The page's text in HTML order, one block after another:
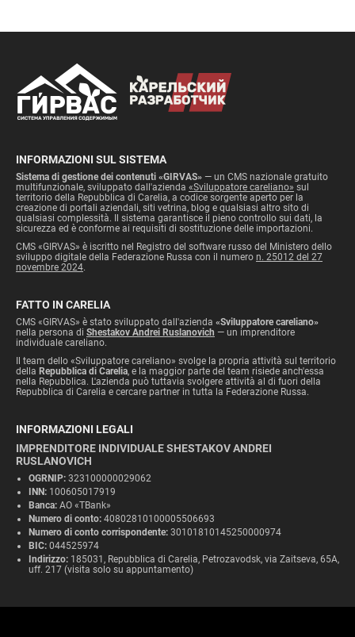
INFORMAZIONI SUL SISTEMA
Sistema di gestione dei contenuti «GIRVAS» — un CMS nazionale gratuito
multifunzionale, sviluppato dall'azienda «Sviluppatore careliano» sul
territorio della Repubblica di Carelia, a codice sorgente aperto per la
creazione di portali aziendali, siti vetrina, blog e qualsiasi altro sito di
qualsiasi complessità. Il sistema garantisce il pieno controllo sui dati, la
sicurezza ed è conforme ai requisiti di sostituzione delle importazioni.
CMS «GIRVAS» è iscritto nel Registro del software russo del Ministero dello
sviluppo digitale della Federazione Russa con il numero n. 25012 del 27
novembre 2024.
FATTO IN CARELIA
CMS «GIRVAS» è stato sviluppato dall'azienda «Sviluppatore careliano»
nella persona di Shestakov Andrei Ruslanovich — un imprenditore
individuale careliano.
Il team dello «Sviluppatore careliano» svolge la propria attività sul territorio
della Repubblica di Carelia, e la maggior parte del team risiede anch'essa
nella Repubblica. L'azienda può tuttavia svolgere attività al di fuori della
Repubblica di Carelia e cercare partner in tutta la Federazione Russa.
INFORMAZIONI LEGALI
IMPRENDITORE INDIVIDUALE SHESTAKOV ANDREI
RUSLANOVICH
OGRNIP: 323100000029062
INN: 100605017919
Banca: AO «TBank»
Numero di conto: 40802810100005506693
Numero di conto corrispondente: 30101810145250000974
BIC: 044525974
Indirizzo: 185031, Repubblica di Carelia, Petrozavodsk, via Zaitseva, 65A,
uff. 217 (visita solo su appuntamento)